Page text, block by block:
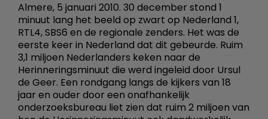
Almere, 5 januari 2010. 30 december stond 1
minuut lang het beeld op zwart op Nederland 1,
RTL4, SBS6 en de regionale zenders. Het was de
eerste keer in Nederland dat dit gebeurde. Ruim
3,1 miljoen Nederlanders keken naar de
Herinneringsminuut die werd ingeleid door Ursul
de Geer. Een rondgang langs de kijkers van 18
jaar en ouder door een onafhankelijk
onderzoeksbureau liet zien dat ruim 2 miljoen van